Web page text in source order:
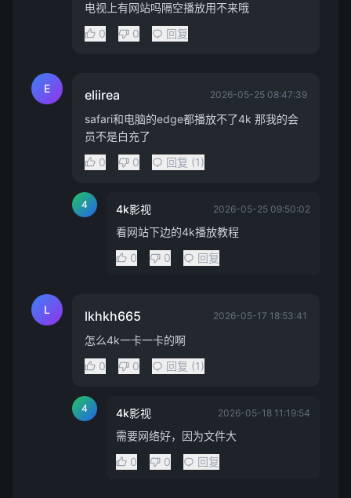
电视上有网站吗隔空播放用不来哦
0
0 回复
E eliirea 2026-05-25 08:47:39
safari和电脑的edge都播放不了4k 那我的会
员不是白充了
0
0 回复 (1)
4 4k影视 2026-05-25 09:50:02
看网站下边的4k播放教程
0
0 回复
L lkhkh665 2026-05-17 18:53:41
怎么4k一卡一卡的啊
0
0 回复 (1)
4 4k影视 2026-05-18 11:19:54
需要网络好，因为文件大
0
0 回复